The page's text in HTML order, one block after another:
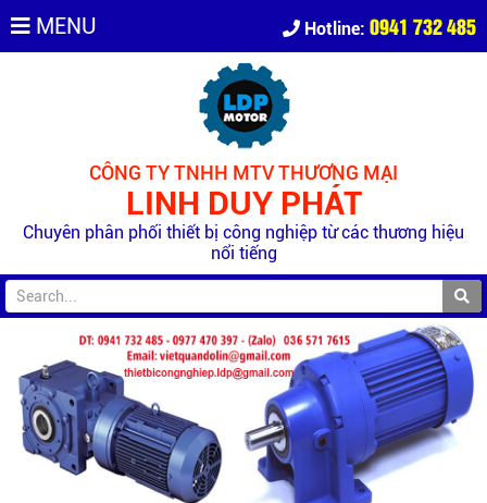
MENU Hotline: 0941 732 485
CÔNG TY TNHH MTV THƯƠNG MẠI
LINH DUY PHÁT
Chuyên phân phối thiết bị công nghiệp từ các thương hiệu
nổi tiếng